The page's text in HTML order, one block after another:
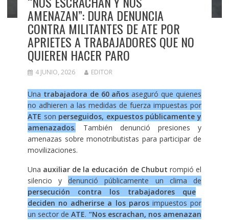
AMENAZAN”: DURA DENUNCIA
CONTRA MILITANTES DE ATE POR
APRIETES A TRABAJADORES QUE NO
QUIEREN HACER PARO
4 JUNIO, 2026 EDITOR
Una trabajadora de 60 años aseguró que quienes
no adhieren a las medidas de fuerza impuestas por
ATE son perseguidos, expuestos públicamente y
amenazados. También denunció presiones y
amenazas sobre monotributistas para participar de
movilizaciones.
Una auxiliar de la educación de Chubut rompió el
silencio y denunció públicamente un clima de
persecución contra los trabajadores que
deciden no adherirse a los parosimpuestos por
un sector deATE. “Nos escrachan, nos amenazan